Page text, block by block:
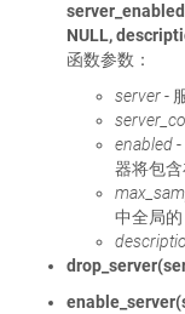
NULL,
函数参数：
server-
enabled-
器将包
中全局的